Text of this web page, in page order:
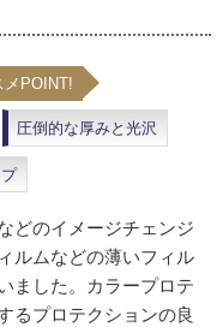
メPOINT!
圧倒的な厚みと光沢
どのイメージチェンジ
ルムなどの薄いフィル
ました。カラープロテ
るプロテクションの良